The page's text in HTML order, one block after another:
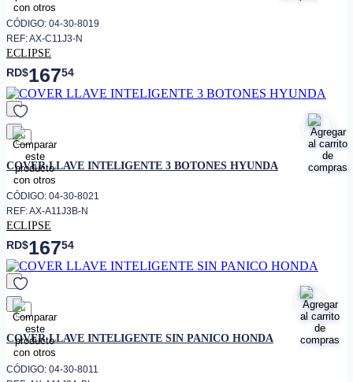
CÓDIGO: 04-30-8019
REF: AX-C11J3-N
ECLIPSE
RD$16754
favorito
COVER LLAVE INTELIGENTE 3 BOTONES HYUNDA
CÓDIGO: 04-30-8021
REF: AX-A11J3B-N
ECLIPSE
RD$16754
favorito
COVER LLAVE INTELIGENTE SIN PANICO HONDA
CÓDIGO: 04-30-8011